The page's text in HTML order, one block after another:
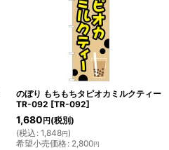
のぼり もちもちタピオカミルクティー
TR-092 [TR-092]
1,680 円 (税別)
(税込 : 1,848円)
希望小売価格: 2,800円